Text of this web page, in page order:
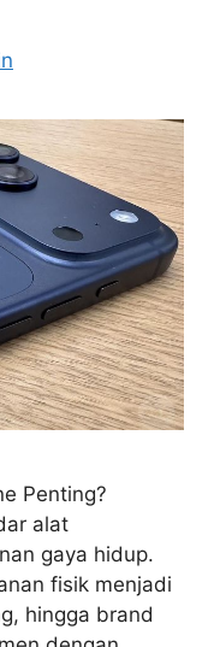
Penting?
alat
gaya hidup.
fisik menjadi
hingga brand